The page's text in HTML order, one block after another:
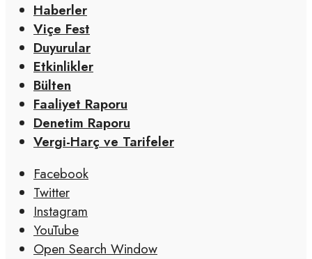
Haberler
Viçe Fest
Duyurular
Etkinlikler
Bülten
Faaliyet Raporu
Denetim Raporu
Vergi-Harç ve Tarifeler
Facebook
Twitter
Instagram
YouTube
Open Search Window